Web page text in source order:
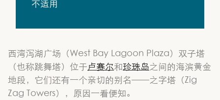
不适用
西湾泻湖广场（West Bay Lagoon Plaza）双子塔
（也称跳舞塔）位于卢赛尔和珍珠岛之间的海滨黄金
地段，它们还有一个亲切的别名——之字塔（Zig
Zag Towers），原因一看便知。